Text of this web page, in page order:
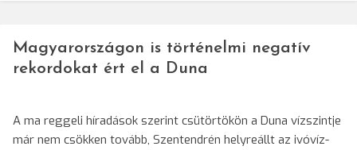
Magyarországon is történelmi negatív
rekordokat ért el a Duna
A ma reggeli híradások szerint csütörtökön a Duna vízszintje
már nem csökken tovább, Szentendrén helyreállt az ivóvíz-